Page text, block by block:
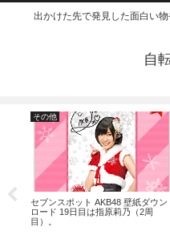
出かけた先で発見した面白い
自
ン
その他
セブンスポット AKB48 壁紙ダウン
ロード 19日目は指原莉乃（2周
目）。